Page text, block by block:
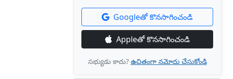
Googleతో కొనసాగించండి
Appleతో కొనసాగించండి
సభ్యుడు కాదు? ఉచితంగా నమోదు చేసుకోండి